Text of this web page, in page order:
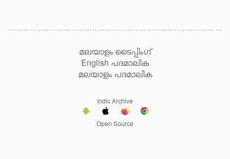
മലയാളം ടൈപ്പിംഗ്
English പദമാലിക
മലയാളം പദമാലിക
Indic Archive
Open Source